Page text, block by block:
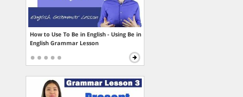
How to Use To Be in English - Using Be in
English Grammar Lesson